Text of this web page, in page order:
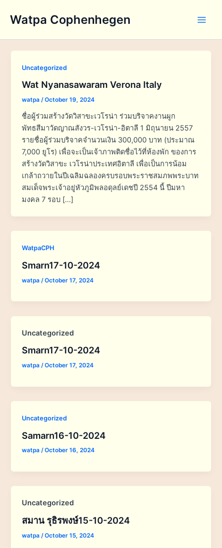
Watpa Cophenhegen
Uncategorized
Wat Nyanasawaram Verona Italy
watpa/October 19, 2024
ชื่อผู้ร่วมสร้างวัดวิสาขะเวโรน่า ร่วมบริจาคงานผูก
พัทธสีมาวัดญาณสังวร-เวโรน่า-อิตาลี 1 มิถุนายน 2557
รายชื่อผู้ร่วมบริจาคจำนวนเงิน 300,000 บาท (ประมาณ
7,000 ยูโร) เพื่อจะเป็นเจ้าภาพติดชื่อไว้ที่ห้องพัก ของการ
สร้างวัดวิสาขะ เวโรน่าประเทศอิตาลี เพื่อเป็นการน้อม
เกล้าถวายในปีเฉลิมฉลองครบรอบพระราชสมภพพระบาท
สมเด็จพระเจ้าอยู่หัวภูมิพลอดุลย์เดชปี 2554 นี้ ปีมหา
มงคล 7 รอบ […]
WatpaCPH
Smarn17-10-2024
watpa /October 17, 2024
Uncategorized
Smarn17-10-2024
watpa/October 17, 2024
Uncategorized
Samarn16-10-2024
watpa/October 16, 2024
Uncategorized
สมาน รุธิรพงษ์15-10-2024
watpa/October 15, 2024